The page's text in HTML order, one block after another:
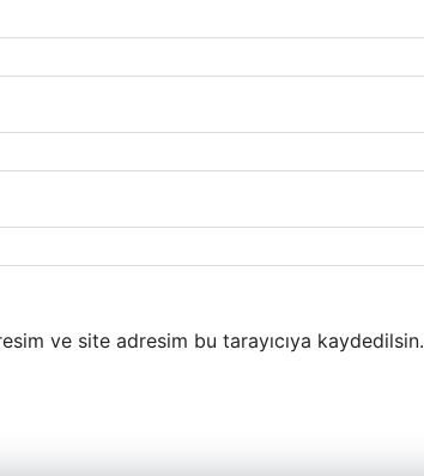
ve site adresim bu tarayıcıya kaydedilsin.